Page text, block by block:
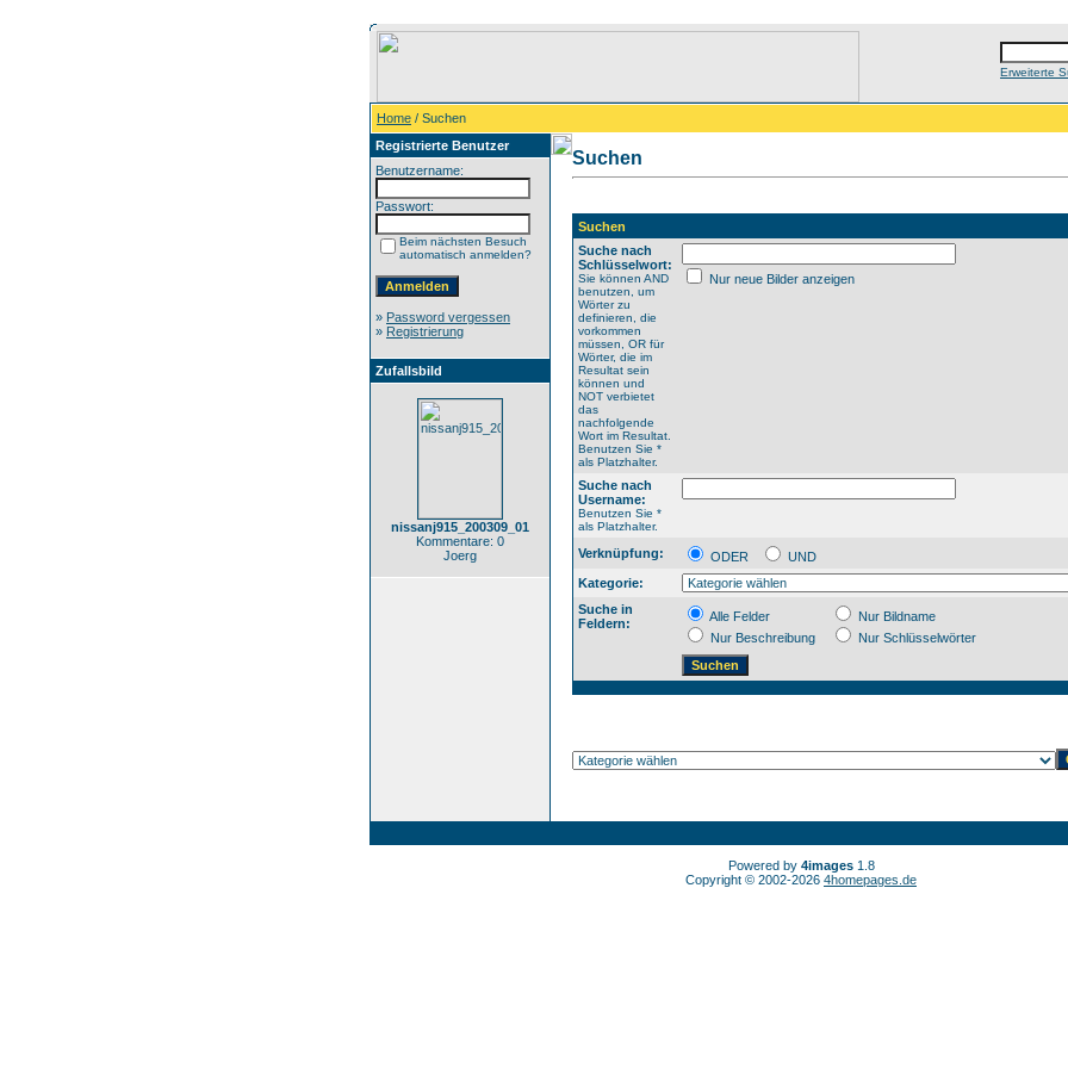
Erweiterte
Home / Suchen
Registrierte Benutzer
Benutzername:
Passwort:
Beim nächsten Besuch
automatisch anmelden?
» Password vergessen
» Registrierung
Zufallsbild
nissanj915_200309_01
Kommentare: 0
Joerg
Suchen
Suchen
Suche nach
Schlüsselwort:
Sie können AND
benutzen, um
Wörter zu
definieren, die
vorkommen
müssen, OR für
Wörter, die im
Resultat sein
können und
NOT verbietet
das
nachfolgende
Wort im Resultat.
Benutzen Sie *
als Platzhalter.
Nur neue Bilder anzeigen
Suche nach
Username:
Benutzen Sie *
als Platzhalter.
Verknüpfung: ODER
UND
Kategorie:
Suche in
Feldern:
Alle Felder
Nur Bildname
Nur Beschreibung
Nur Schlüsselwörter
Powered by 4images1.8
Copyright © 2002-2026 4homepages.de